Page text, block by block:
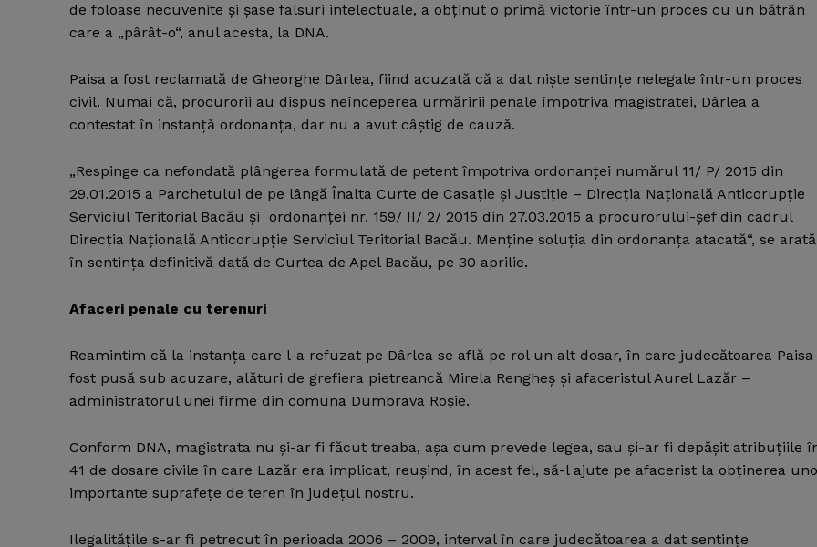
de foloase necuvenite şi şase falsuri intelectuale, a obţinut o primă victorie într-un proces cu un bătrân
care a „pârât-o“, anul acesta, la DNA.
Paisa a fost reclamată de Gheorghe Dârlea, fiind acuzată că a dat nişte sentinţe nelegale într-un proces
civil. Numai că, procurorii au dispus neînceperea urmăririi penale împotriva magistratei, Dârlea a
contestat în instanţă ordonanţa, dar nu a avut câştig de cauză.
„Respinge ca nefondată plângerea formulată de petent împotriva ordonanţei numărul 11/ P/ 2015 din
29.01.2015 a Parchetului de pe lângă Înalta Curte de Casaţie şi Justiţie – Direcţia Naţională Anticorupţie
Serviciul Teritorial Bacău şi ordonanţei nr. 159/ II/ 2/ 2015 din 27.03.2015 a procurorului-şef din cadrul
Direcţia Naţională Anticorupţie Serviciul Teritorial Bacău. Menţine soluţia din ordonanţa atacată“, se arată
în sentinţa definitivă dată de Curtea de Apel Bacău, pe 30 aprilie.
Afaceri penale cu terenuri
Reamintim că la instanţa care l-a refuzat pe Dârlea se află pe rol un alt dosar, în care judecătoarea Paisa
fost pusă sub acuzare, alături de grefiera pietreancă Mirela Rengheş şi afaceristul Aurel Lazăr –
administratorul unei firme din comuna Dumbrava Roşie.
Conform DNA, magistrata nu şi-ar fi făcut treaba, aşa cum prevede legea, sau şi-ar fi depăşit atribuţiile
41 de dosare civile în care Lazăr era implicat, reuşind, în acest fel, să-l ajute pe afacerist la obţinerea
importante suprafeţe de teren în judeţul nostru.
Ilegalităţile s-ar fi petrecut în perioada 2006 – 2009, interval în care judecătoarea a dat sentinţe